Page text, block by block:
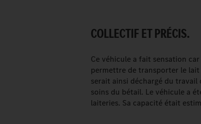
COLLECTIF ET PRÉCIS.
Ce véhicule a fait sensation
permettre de transporter le lait
serait ainsi déchargé du
soins du bétail. Le véhicule a
laiteries. Sa capacité était